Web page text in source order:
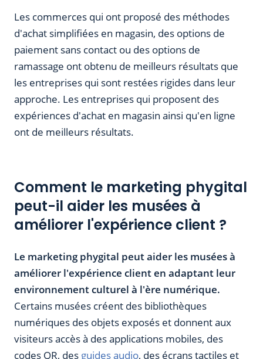
Les commerces qui ont proposé des méthodes
d'achat simplifiées en magasin, des options de
paiement sans contact ou des options de
ramassage ont obtenu de meilleurs résultats que
les entreprises qui sont restées rigides dans leur
approche. Les entreprises qui proposent des
expériences d'achat en magasin ainsi qu'en ligne
ont de meilleurs résultats.
Comment le marketing phygital
peut-il aider les musées à
améliorer l'expérience client ?
Le marketing phygital peut aider les musées à
améliorer l'expérience client en adaptant leur
environnement culturel à l'ère numérique.
Certains musées créent des bibliothèques
numériques des objets exposés et donnent aux
visiteurs accès à des applications mobiles, des
codes QR, des guides audio, des écrans tactiles et